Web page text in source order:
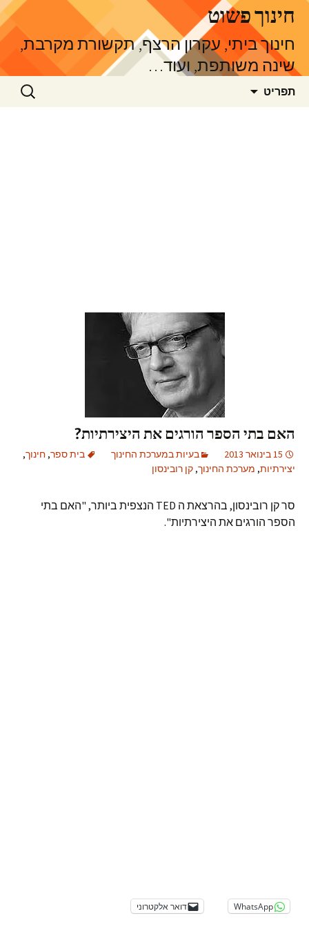
לדלג
לתוכןחינוך פשוט
חינוך ביתי, עקרון הרצף, תקשורת מקרבת,
שינה משותפת, ועוד…
תפריט חיפוש:
האם בתי הספר הורגים את היצירתיות?
15 בינואר 2013 בעיות במערכת החינוך בית ספר, חינוך,
יצירתיות, מערכת החינוך, קן רובינסון
סר קן רובינסון, בהרצאת ה TED הנצפית ביותר, "האם בתי
הספר הורגים את היצירתיות".
WhatsApp דואר אלקטרוני